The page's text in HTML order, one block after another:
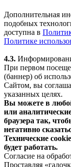
Дополнительная
подобных
доступна в
Политике
4.3.
При первом
(баннер) об
Сайтом, вы
указанных целях.
Вы можете в
или
браузера так,
негативно
Технические
будет работать.
Согласие на
Проставляя